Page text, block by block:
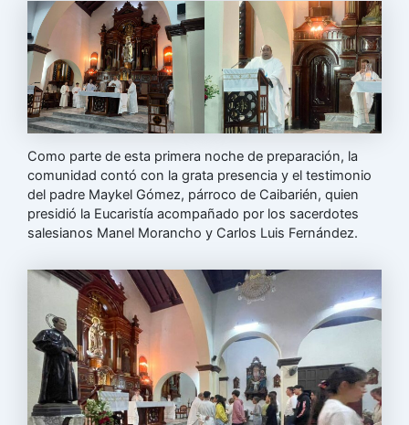
Como parte de esta primera noche de preparación, la
comunidad contó con la grata presencia y el testimonio
del padre Maykel Gómez, párroco de Caibarién, quien
presidió la Eucaristía acompañado por los sacerdotes
salesianos Manel Morancho y Carlos Luis Fernández.